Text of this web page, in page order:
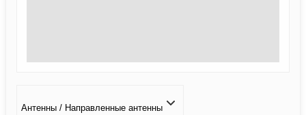
Антенны / Направленные антенны